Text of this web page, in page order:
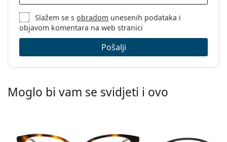
Slažem se sobradom unesenih podataka i
objavom komentara na web stranici
Pošalji
Moglo bi vam se svidjeti i ovo